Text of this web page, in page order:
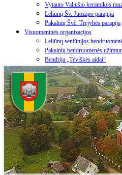
Vytauto Valiušio keramikos
Leliūnų Šv. Juozapo parapija
Pakalnių Švč. Trejybės parapija
Visuomeninės organizacijos
Leliūnų seniūnijos
Pakalnių bendruomenės
Bendrija „Tėviškės aidai“